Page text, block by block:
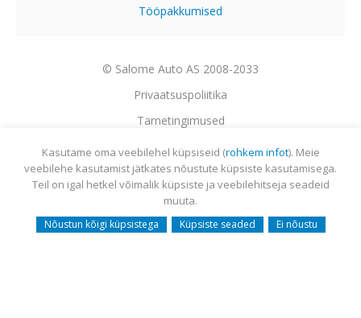
Tööpakkumised
© Salome Auto AS 2008-2033
Privaatsuspoliitika
Tarnetingimused
Garantii
Utiliseerimine
Sisukaart
Webmail
Kasutame oma veebilehel küpsiseid (rohkem infot). Meie
veebilehe kasutamist jätkates nõustute küpsiste kasutamisega.
Teil on igal hetkel võimalik küpsiste ja veebilehitseja seadeid
muuta.
Nõustun kõigi küpsistega Küpsiste seaded Ei nõustu